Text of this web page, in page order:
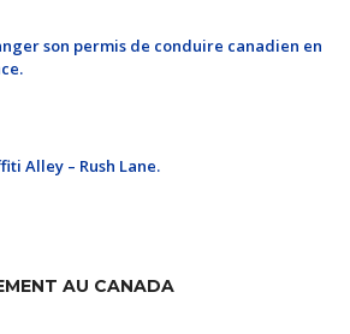
son permis de conduire canadien en
Alley – Rush Lane.
AU CANADA